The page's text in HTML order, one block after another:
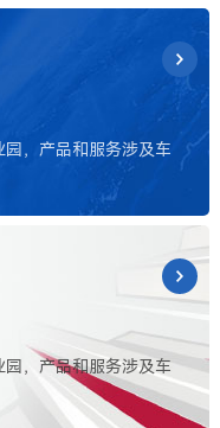
，产品和服务涉及车
，产品和服务涉及车